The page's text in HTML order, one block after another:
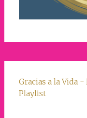
Gracias a la Vida
Playlist